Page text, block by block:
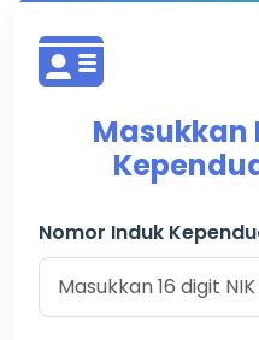
Masukkan
Nomor Induk